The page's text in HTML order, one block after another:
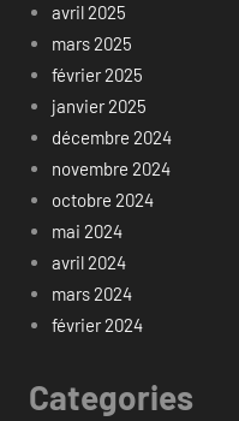
avril 2025
mars 2025
février 2025
janvier 2025
décembre 2024
novembre 2024
octobre 2024
mai 2024
avril 2024
mars 2024
février 2024
Categories